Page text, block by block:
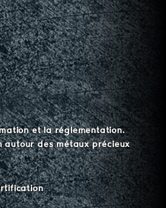
et la réglementation.
autour des métaux précieux